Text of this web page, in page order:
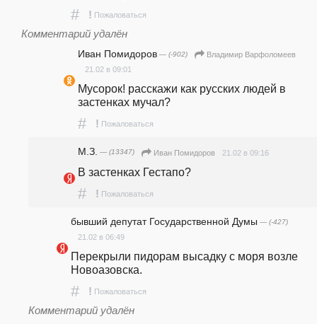
# ! Пожаловаться
Комментарий удалён
Иван Помидоров — (-902)
Владимир Варфоломеев
21.02 в 09:01
Мусорок! расскажи как русских людей в
застенках мучал?
# ! Пожаловаться
М.З. — (13347) Иван Помидоров 21.02 в 09:16
В застенках Гестапо?
# ! Пожаловаться
бывший депутат Государственной Думы — (-427)
21.02 в 06:49
Перекрыли пидорам высадку с моря возле
Новоазовска.
# ! Пожаловаться
Комментарий удалён